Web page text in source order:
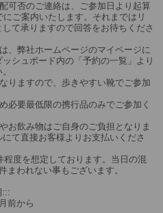
可否のご連絡は、ご参加日より起算
にご案内いたします。それまではリ
て承りますので回答をお待ちくださ
、弊社ホームページのマイページに
シュボード内の「予約の一覧」より
りますので、歩きやすい靴でご参加
必要最低限の携行品のみでご参加く
お飲み物はご自身のご負担となりま
て直接お客様よりお支払いくださ
程度を想定しております。当日の混
まわれない事もございます。
:::
前から